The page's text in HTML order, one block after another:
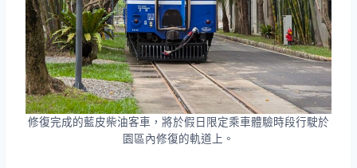
修復完成的藍皮柴油客車，將於假日限定乘車體驗時段行駛於
園區內修復的軌道上。